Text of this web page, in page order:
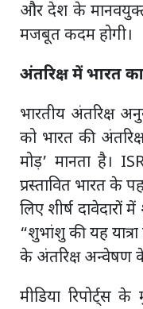
और देश के
मजबूत कदम होगी।
अंतरिक्ष में भारत
भारतीय अंतरिक्ष
को भारत की
मोड़’ मानता है।
प्रस्तावित भारत के
लिए शीर्ष दावेदारों
“शुभांशु की यह
के अंतरिक्ष
मीडिया